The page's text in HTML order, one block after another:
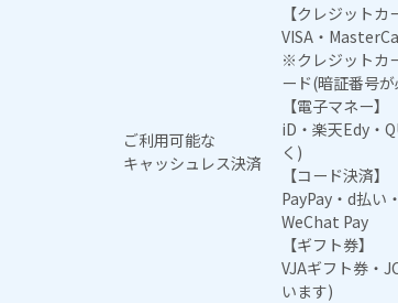
ご利用可能な
キャッシュレス決済
【クレジットカ
VISA・
※クレジットカ
ード(暗証番号
【電子マネー】
iD・楽天Edy・
く)
【コード決済】
PayPay・d払い
WeChat Pay
【ギフト券】
VJAギフト券・
います)